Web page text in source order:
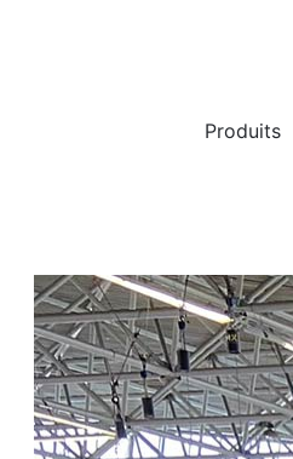
Produits